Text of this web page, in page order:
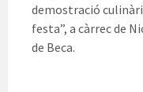
demostració
festa”, a càrrec de
de Beca.